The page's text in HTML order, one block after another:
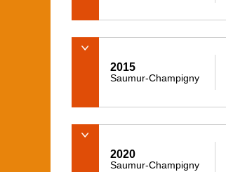
2015
Saumur-Champigny
2020
Saumur-Champigny